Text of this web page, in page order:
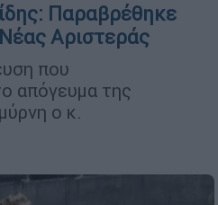
Παραβρέθηκε
Αριστεράς
που
απόγευμα της
ο κ.